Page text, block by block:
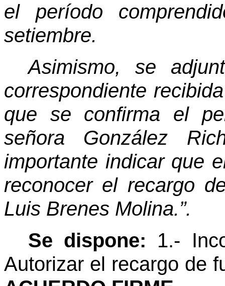
el período
setiembre.
Asimismo, se
correspondiente
que se confirma el
señora González
importante indicar que
reconocer el recargo
Luis Brenes Molina.”.
Se dispone: 1.-
Autorizar el recargo de